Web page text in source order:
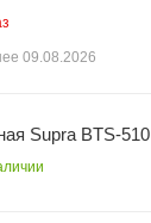
09.08.2026
Supra BTS-510